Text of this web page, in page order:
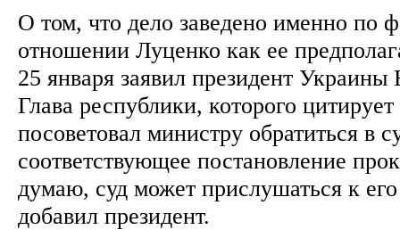
О том, что дело заведено именно по
отношении Луценко как ее
25 января заявил президент
Глава республики, которого
посоветовал министру обратиться в
соответствующее постановление
думаю, суд может прислушаться к
добавил президент.